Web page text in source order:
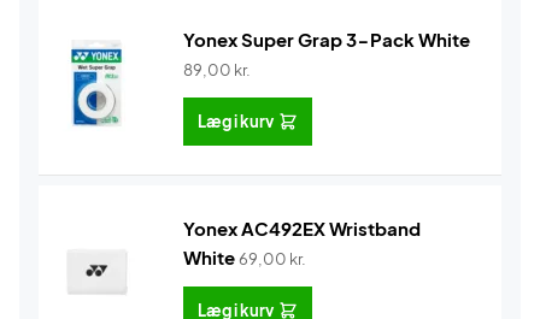
Yonex Super Grap 3-Pack White
89,00 kr.
Læg i kurv
Yonex AC492EX Wristband
White69,00 kr.
Læg i kurv